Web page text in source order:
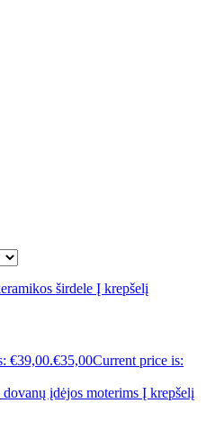
Į krepšelį
€39,00.€35,00Current price is:
Į krepšelį